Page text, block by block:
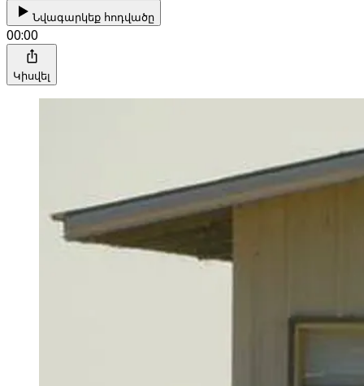
Նվագարկեք հոդվածը
00:00
Կիսվել